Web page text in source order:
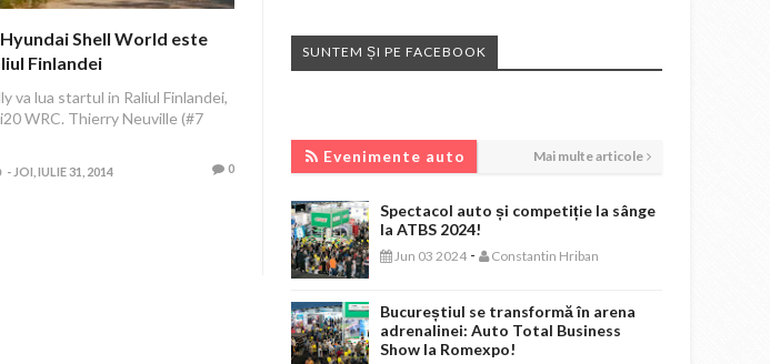
Shell World este
Finlandei
va lua startul in Raliul Finlandei,
WRC. Thierry Neuville (#7
- JOI, IULIE 31, 2014 0
SUNTEM ȘI PE FACEBOOK
Evenimente auto Mai multe articole
Spectacol auto și competiție la sânge
la ATBS 2024!
Jun 03 2024 - Constantin Hriban
Bucureștiul se transformă în arena
adrenalinei: Auto Total Business
Show la Romexpo!